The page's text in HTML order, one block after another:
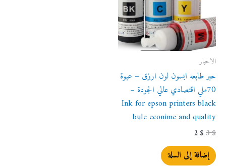
الاحبار
حبر طابعه ابسون لون ارزق – عبوة
70ملي اقتصادي عالي الجودة –
Ink for epson printers black
bule econime and quality
3$
2$
إضافة إلى السلة